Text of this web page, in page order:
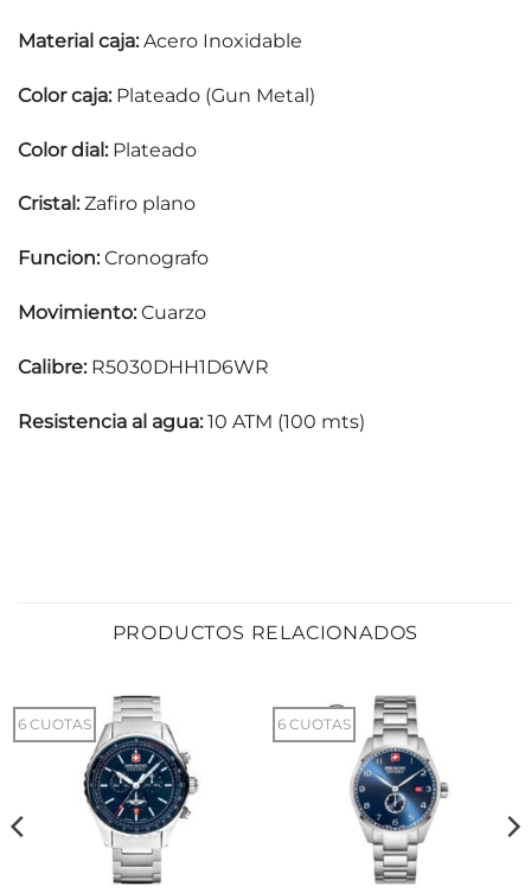
Material caja:Acero Inoxidable
Color caja:Plateado (Gun Metal)
Color dial:Plateado
Cristal:Zafiro plano
Funcion:Cronografo
Movimiento:Cuarzo
Calibre:R5030DHH1D6WR
Resistencia al agua:10 ATM (100 mts)
PRODUCTOS RELACIONADOS
6 CUOTAS 6 CUOTAS